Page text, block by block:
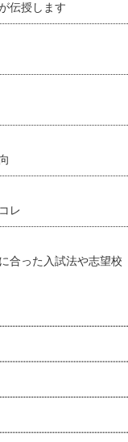
伝授します
レ
合った入試法や志望校